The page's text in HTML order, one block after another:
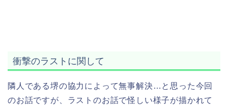
衝撃のラストに関して
隣人である堺の協力によって無事解決…と思った今回
のお話ですが、ラストのお話で怪しい様子が描かれて